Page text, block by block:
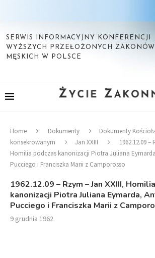
SERWIS INFORMACYJNY KONFERENCJI
WYŻSZYCH PRZEŁOŻONYCH ZAKONÓW
MĘSKICH W POLSCE
Home Dokumenty
Dokumenty
konsekrowanym
Jan XXIII
1962.12.09 –
Homilia podczas kanonizacji Piotra Juliana
Pucciego i Franciszka Marii z Camporosso
1962.12.09 – Rzym – Jan XXIII,
kanonizacji Piotra Juliana Eymarda,
Pucciego i Franciszka Marii z
9 grudnia 1962